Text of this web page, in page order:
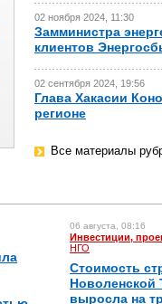
02 ноября 2024, 11:30
Замминистра
клиентов
02 сентября 2024, 19:56
Глава Хакасии
регионе
Все материалы
06 августа, 08:16
Инвестиции,
НГО
Стоимость
Новоленской
выросла на